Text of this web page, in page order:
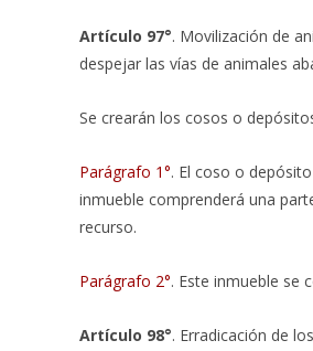
Artículo 97°. Movilización de
despejar las vías de animales
Se crearán los cosos o
Parágrafo 1°. El coso o
inmueble comprenderá una
recurso.
Parágrafo 2°. Este inmueble se
Artículo 98°. Erradicación de